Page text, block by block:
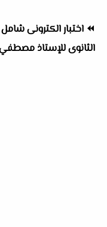
⏪ اختبار الكترونى
الثانوى للإستاذ